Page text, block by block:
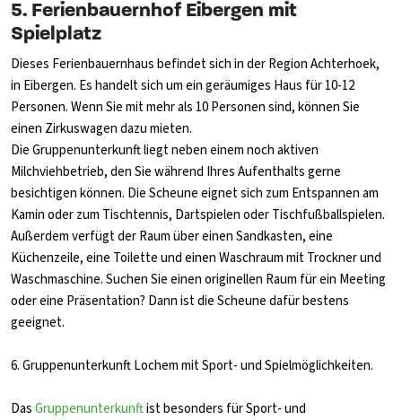
5. Ferienbauernhof Eibergen mit
Spielplatz
Dieses Ferienbauernhaus befindet sich in der Region Achterhoek,
in Eibergen. Es handelt sich um ein geräumiges Haus für 10-12
Personen. Wenn Sie mit mehr als 10 Personen sind, können Sie
einen Zirkuswagen dazu mieten.
Die Gruppenunterkunft liegt neben einem noch aktiven
Milchviehbetrieb, den Sie während Ihres Aufenthalts gerne
besichtigen können. Die Scheune eignet sich zum Entspannen am
Kamin oder zum Tischtennis, Dartspielen oder Tischfußballspielen.
Außerdem verfügt der Raum über einen Sandkasten, eine
Küchenzeile, eine Toilette und einen Waschraum mit Trockner und
Waschmaschine. Suchen Sie einen originellen Raum für ein Meeting
oder eine Präsentation? Dann ist die Scheune dafür bestens
geeignet.
6. Gruppenunterkunft Lochem mit Sport- und Spielmöglichkeiten.
DasGruppenunterkunftist besonders für Sport- und